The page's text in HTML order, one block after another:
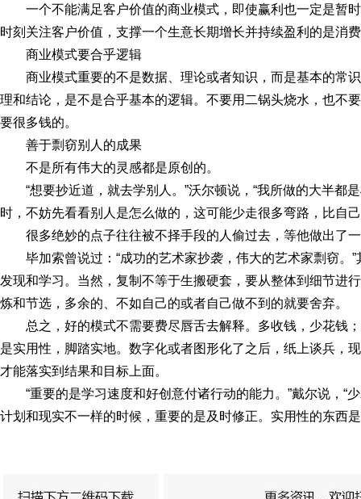
一个不能满足客户价值的商业模式，即使赢利也一定是暂
时刻关注客户价值，支撑一个生意长期增长并持续盈利的是消
商业模式要合乎逻辑
商业模式重要的不是数据、理论或者知识，而是基本的常
理和结论，是不是合乎基本的逻辑。不要用二锅头烧水，也不
要很多钱的。
善于剽窃别人的成果
不是所有伟大的灵感都是原创的。
“想要抄近道，就去学别人。”沃尔顿说，“我所做的大半都
时，不妨先看看别人是怎么做的，这可能少走很多弯路，比自
很多绝妙的点子往往被不择手段的人偷过去，等他做出了
毕加索曾说过：“成功的艺术家抄袭，伟大的艺术家剽窃。
发现和学习。当然，复制不等于生搬硬套，要从整体到细节进
炼和节选，多余的、不如自己的或者自己做不到的就要舍弃。
总之，好的模式不需要费尽唇舌去解释。多收钱，少花钱
是实用性，脚踏实地。数字化或者图形化了之后，纸上谈兵，
才能落实到结果和目标上面。
“重要的是学习速度和好创意付诸行动的能力。”戴尔说，“
计划和现实不一样的时候，重要的是及时修正。实用性的东西